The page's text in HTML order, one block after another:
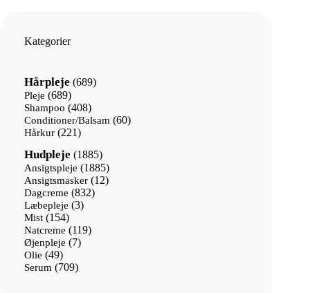
Kategorier
Hårpleje 689689
Pleje 689689
varer
Shampoo 408408
varer
Conditioner/Balsam 6060
Hårkur 221221
Hudpleje 18851885
varer
Ansigtspleje 18851885
varer
Ansigtsmasker 1212
Dagcreme 832832
Læbepleje 33
Mist 154154
varer
Natcreme 119119
Øjenpleje 77
Olie 4949
varer
Serum 709709